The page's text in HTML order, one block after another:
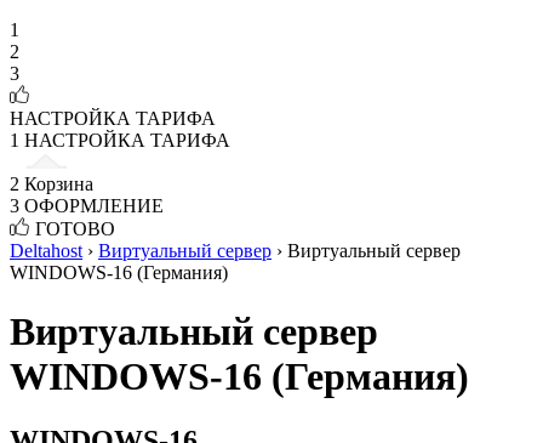
1
2
3
НАСТРОЙКА ТАРИФА
1 НАСТРОЙКА ТАРИФА
2 Корзина
3 ОФОРМЛЕНИЕ
ГОТОВО
Deltahost › Виртуальный сервер › Виртуальный сервер
WINDOWS-16 (Германия)
Виртуальный сервер
WINDOWS-16 (Германия)